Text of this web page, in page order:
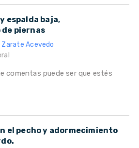
espalda baja,
piernas
Acevedo
comentas puede ser que estés
el pecho y adormecimiento